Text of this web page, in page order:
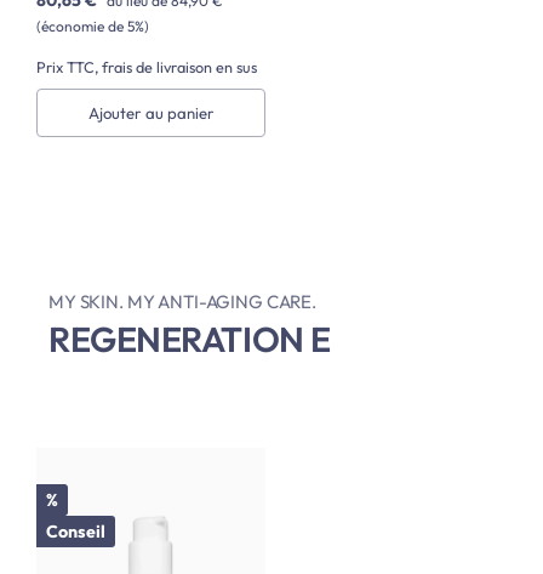
(économie de 5%)
Prix TTC, frais de livraison en sus
Ajouter au panier
MY SKIN. MY ANTI-AGING CARE.
REGENERATION E
Réduction
%
Conseil